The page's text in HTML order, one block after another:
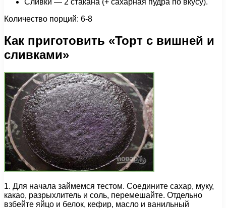
Сливки — 2 стакана (+ сахарная пудра по вкусу).
Количество порций: 6-8
Как приготовить «Торт с вишней и
сливками»
1. Для начала займемся тестом. Соедините сахар, муку,
какао, разрыхлитель и соль, перемешайте. Отдельно
взбейте яйцо и белок, кефир, масло и ванильный